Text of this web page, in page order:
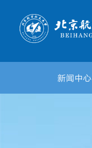
新闻中心